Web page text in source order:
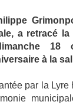
a retracé
18
à la
par la